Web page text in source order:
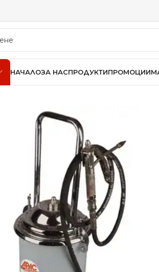
НАЧАЛОЗА НАСПРОДУКТИПРОМОЦИИ